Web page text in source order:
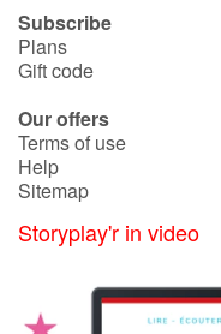
Subscribe
Plans
Gift code
Our offers
Terms of use
Help
Sitemap
Storyplay'r in video